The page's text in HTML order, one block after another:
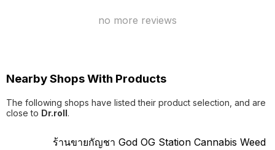
no more reviews
Nearby Shops With Products
The following shops have listed their product selection, and are
close to Dr.roll.
ร้านขายกัญชา God ️OG Station Cannabis Weed